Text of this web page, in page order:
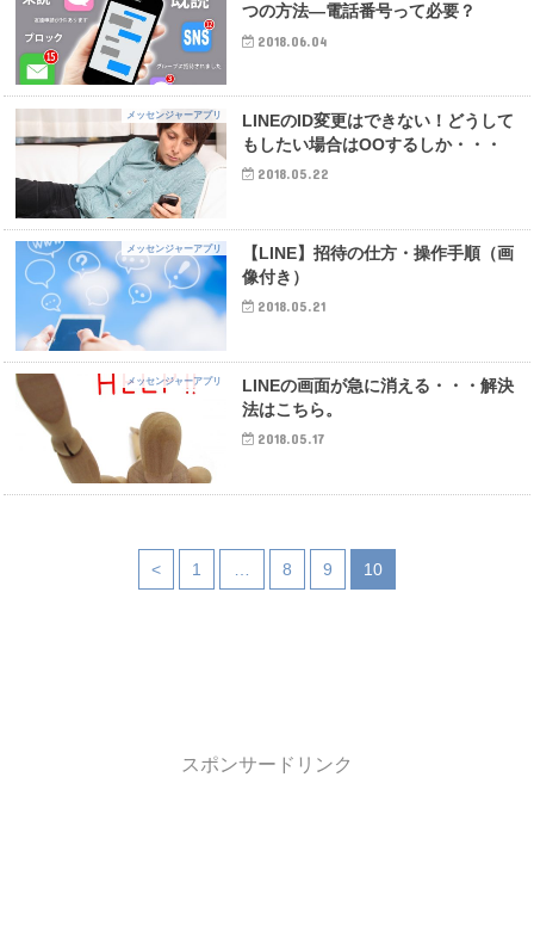
つの方法―電話番号って必要？
2018.06.04
メッセンジャーアプリ
LINEのID変更はできない！どうして
もしたい場合はOOするしか・・・
2018.05.22
メッセンジャーアプリ
【LINE】招待の仕方・操作手順（画
像付き）
2018.05.21
メッセンジャーアプリ
LINEの画面が急に消える・・・解決
法はこちら。
2018.05.17
< 1 … 8 9 10
スポンサードリンク